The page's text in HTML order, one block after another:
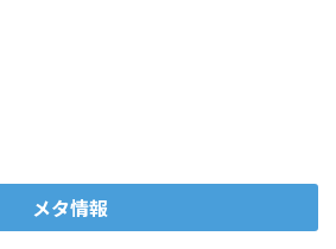
メタ情報